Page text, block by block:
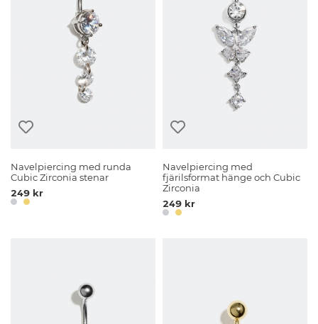
Navelpiercing med runda
Cubic Zirconia stenar
249 kr
Navelpiercing med
fjärilsformat hänge och Cubic
Zirconia
249 kr